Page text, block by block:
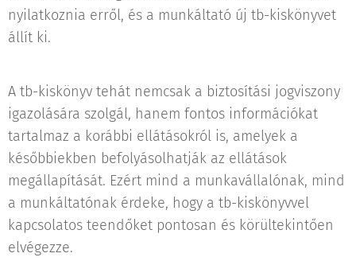
nyilatkoznia erről, és a munkáltató új tb-kiskönyvet
állít ki.
A tb-kiskönyv tehát nemcsak a biztosítási jogviszony
igazolására szolgál, hanem fontos információkat
tartalmaz a korábbi ellátásokról is, amelyek a
későbbiekben befolyásolhatják az ellátások
megállapítását. Ezért mind a munkavállalónak, mind
a munkáltatónak érdeke, hogy a tb-kiskönyvvel
kapcsolatos teendőket pontosan és körültekintően
elvégezze.